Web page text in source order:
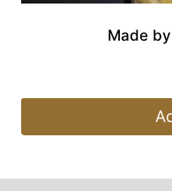
Made